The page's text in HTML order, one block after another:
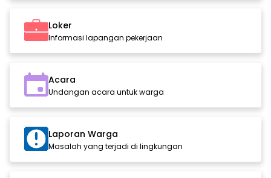
Loker
Informasi lapangan pekerjaan
Acara
Undangan acara untuk warga
Laporan Warga
Masalah yang terjadi di lingkungan